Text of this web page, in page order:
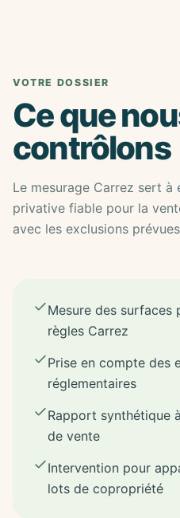
VOTRE DOSSIER
Ce que
contrôlons
Le mesurage Carrez sert à
privative fiable pour la
avec les exclusions
Mesure des surfaces
règles Carrez
Prise en compte des
réglementaires
Rapport synthétique
de vente
Intervention pour
lots de copropriété